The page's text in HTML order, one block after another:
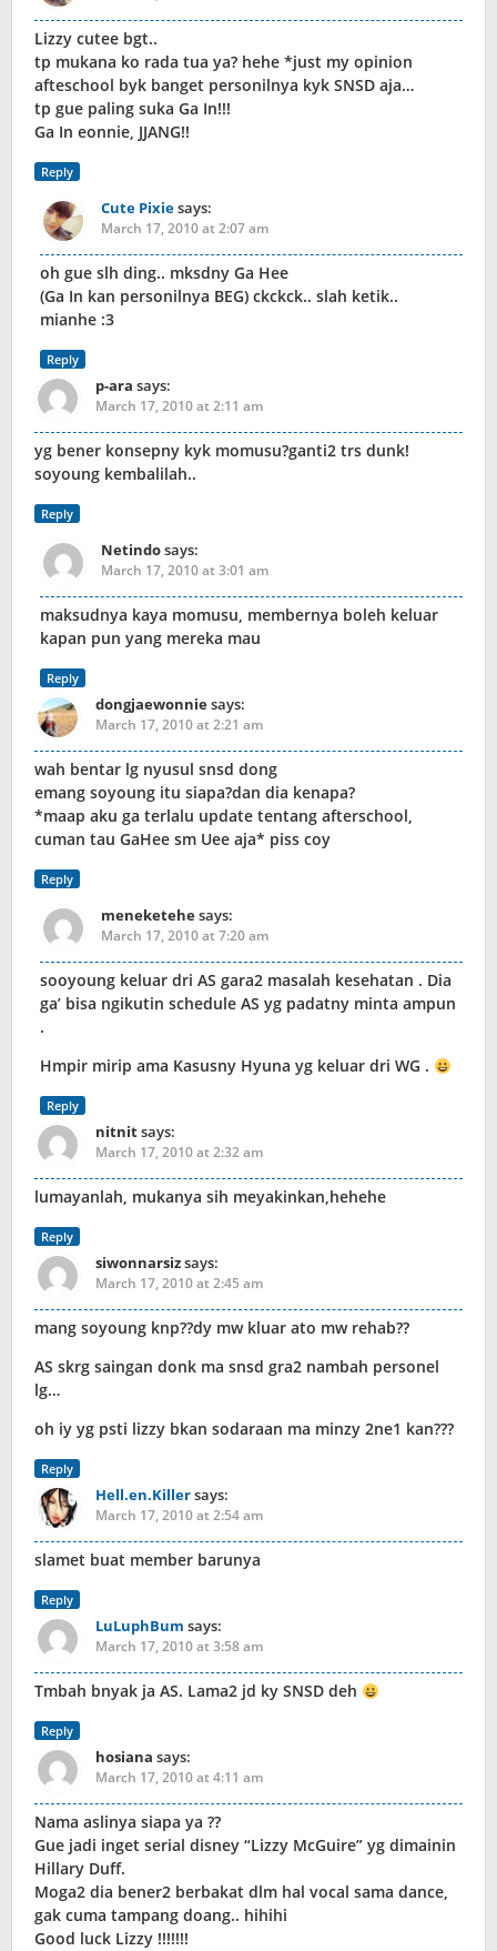
Lizzy cutee bgt..
tp mukana ko rada tua ya? hehe *just my opinion
afteschool byk banget personilnya kyk SNSD aja…
tp gue paling suka Ga In!!!
Ga In eonnie, JJANG!!
Reply
Cute Pixiesays:
March 17, 2010 at 2:07 am
oh gue slh ding.. mksdny Ga Hee
(Ga In kan personilnya BEG) ckckck.. slah ketik..
mianhe :3
Reply
p-ara says:
March 17, 2010 at 2:11 am
yg bener konsepny kyk momusu?ganti2 trs dunk!
soyoung kembalilah..
Reply
Netindosays:
March 17, 2010 at 3:01 am
maksudnya kaya momusu, membernya boleh keluar
kapan pun yang mereka mau
Reply
dongjaewonniesays:
March 17, 2010 at 2:21 am
wah bentar lg nyusul snsd dong
emang soyoung itu siapa?dan dia kenapa?
*maap aku ga terlalu update tentang afterschool,
cuman tau GaHee sm Uee aja* piss coy
Reply
meneketehesays:
March 17, 2010 at 7:20 am
sooyoung keluar dri AS gara2 masalah kesehatan . Dia
ga’ bisa ngikutin schedule AS yg padatny minta ampun
.
Hmpir mirip ama Kasusny Hyuna yg keluar dri WG .
Reply
nitnitsays:
March 17, 2010 at 2:32 am
lumayanlah, mukanya sih meyakinkan,hehehe
Reply
siwonnarsizsays:
March 17, 2010 at 2:45 am
mang soyoung knp??dy mw kluar ato mw rehab??
AS skrg saingan donk ma snsd gra2 nambah personel
lg…
oh iy yg psti lizzy bkan sodaraan ma minzy 2ne1 kan???
Reply
Hell.en.Killersays:
March 17, 2010 at 2:54 am
slamet buat member barunya
Reply
LuLuphBum says:
March 17, 2010 at 3:58 am
Tmbah bnyak ja AS. Lama2 jd ky SNSD deh
Reply
hosiana says:
March 17, 2010 at 4:11 am
Nama aslinya siapa ya ??
Gue jadi inget serial disney “Lizzy McGuire” yg dimainin
Hillary Duff.
Moga2 dia bener2 berbakat dlm hal vocal sama dance,
gak cuma tampang doang.. hihihi
Good luck Lizzy !!!!!!!